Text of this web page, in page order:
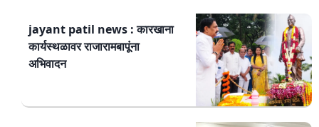
jayant patil news : कारखाना
कार्यस्थळावर राजारामबापूंना
अभिवादन